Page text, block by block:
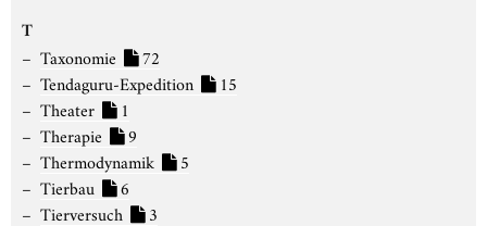
T
Taxonomie
72
Tendaguru-Expedition
15
Theater
1
Therapie
9
Thermodynamik
5
Tierbau
6
Tierversuch
3